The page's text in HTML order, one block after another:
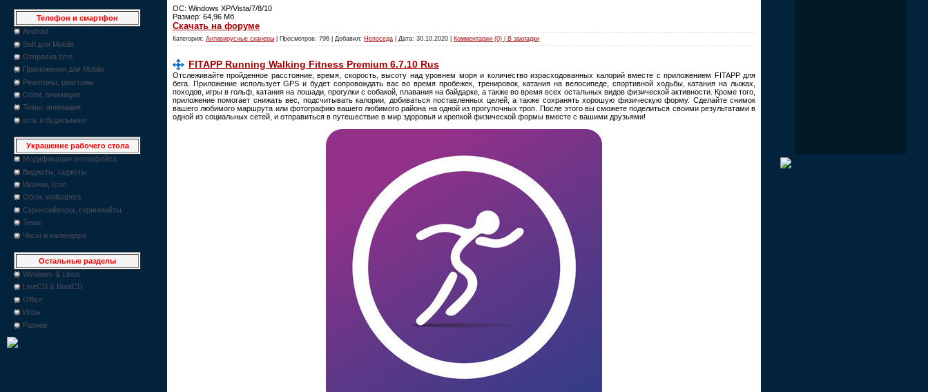
Телефон и смартфон
Android
Soft для Mobile
Отправка sms
Приложения для Mobile
Реалтоны, рингтоны
Обои, анимация
Темы, анимация
sms и будильники
Украшение рабочего стола
Модификация интерфейса
Виджеты, гаджеты
Иконки, Icon
Обои, wallpapers
Скринсейверы, скринмейты
Темы
Часы и календари
Остальные разделы
Windows & Linux
LiveCD & BootCD
Office
Игры
Разное
ОС: Windows XP/Vista/7/8/10
Размер: 64,96 Мб
Скачать на форуме
Категория: Антивирусные сканеры | Просмотров: 796 | Добавил: Непоседа | Дата: 30.10.2020 Комментарии (0) | В закладки
FITAPP Running Walking Fitness Premium 6.7.10 Rus
Отслеживайте пройденное расстояние, время, скорость, высоту над уровнем моря и количество израсходованных калорий вместе с приложением FITAPP для
бега. Приложение использует GPS и будет сопровождать вас во время пробежек, тренировок, катания на велосипеде, спортивной ходьбы, катания на лыжах,
походов, игры в гольф, катания на лошади, прогулки с собакой, плавания на байдарке, а также во время всех остальных видов физической активности. Кроме того,
приложение помогает снижать вес, подсчитывать калории, добиваться поставленных целей, а также сохранять хорошую физическую форму. Сделайте снимок
вашего любимого маршрута или фотографию вашего любимого района на одной из прогулочных троп. После этого вы сможете поделиться своими результатами в
одной из социальных сетей, и отправиться в путешествие в мир здоровья и крепкой физической формы вместе с вашими друзьями!